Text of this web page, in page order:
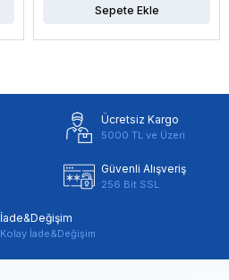
Sepete Ekle
Ücretsiz Kargo
5000 TL ve Üzeri
Güvenli Alışveriş
256 Bit SSL
İade&Değişim
Kolay İade&Değişim